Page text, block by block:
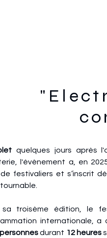
quelques jours après
l'évènement a, en
festivaliers et s’inscrit
sa troisème édition, le
internationale, a
durant 12 heures